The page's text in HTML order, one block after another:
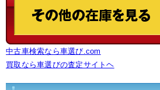
中古車検索なら車選び.com
買取なら車選びの査定サイトヘ